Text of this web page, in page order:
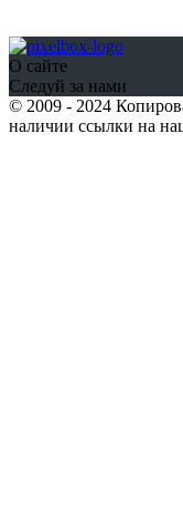
О сайте
Следуй за нами
© 2009 - 2024
наличии ссылки на